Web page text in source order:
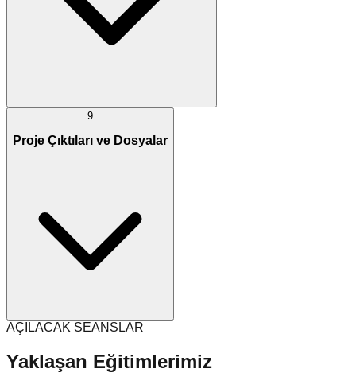
9
Proje Çıktıları ve Dosyalar
AÇILACAK SEANSLAR
Yaklaşan Eğitimlerimiz